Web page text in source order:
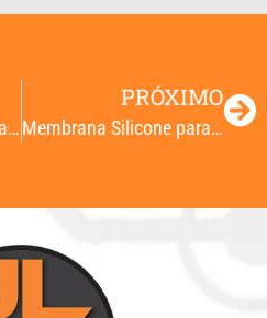
Membrana Silicone para Botão Easy Duplo
PRÓXIMO
Membrana Silicone para Botão Easy Pulso